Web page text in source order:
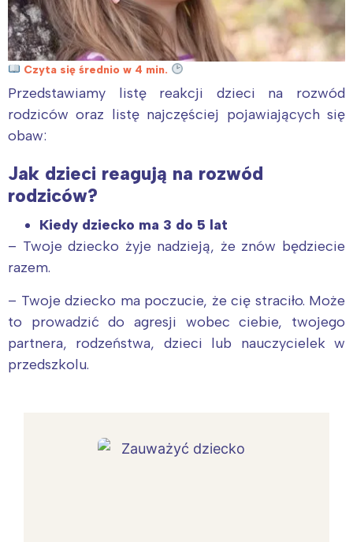
Czyta się średnio w 4 min.
Przedstawiamy listę reakcji dzieci na rozwód
rodziców oraz listę najczęściej pojawiających się
obaw:
Jak dzieci reagują na rozwód
rodziców?
Kiedy dziecko ma 3 do 5 lat
– Twoje dziecko żyje nadzieją, że znów będziecie
razem.
– Twoje dziecko ma poczucie, że cię straciło. Może
to prowadzić do agresji wobec ciebie, twojego
partnera, rodzeństwa, dzieci lub nauczycielek w
przedszkolu.